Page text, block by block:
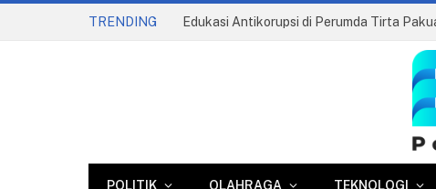
TRENDING
POLITIK OLAHRAGA TEKNOLOGI